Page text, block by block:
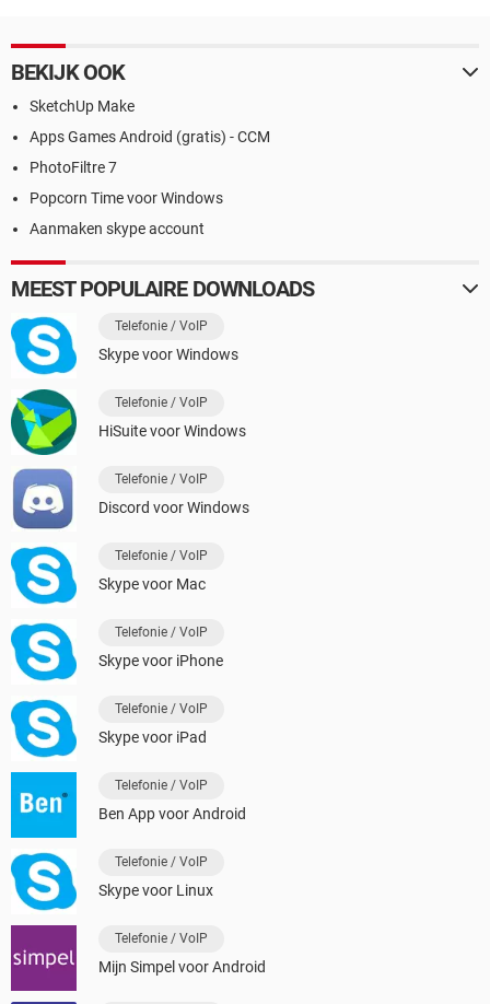
BEKIJK OOK
SketchUp Make
Apps Games Android (gratis) - CCM
PhotoFiltre 7
Popcorn Time voor Windows
Aanmaken skype account
MEEST POPULAIRE DOWNLOADS
Telefonie / VoIP
Skype voor Windows
Telefonie / VoIP
HiSuite voor Windows
Telefonie / VoIP
Discord voor Windows
Telefonie / VoIP
Skype voor Mac
Telefonie / VoIP
Skype voor iPhone
Telefonie / VoIP
Skype voor iPad
Telefonie / VoIP
Ben App voor Android
Telefonie / VoIP
Skype voor Linux
Telefonie / VoIP
Mijn Simpel voor Android